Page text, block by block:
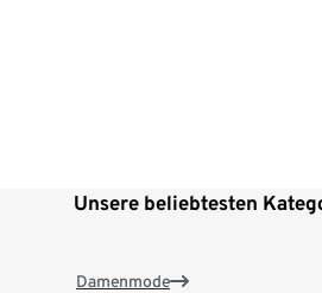
Unsere beliebtesten
Damenmode